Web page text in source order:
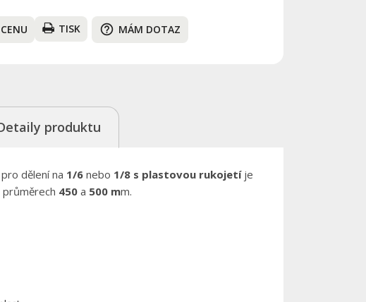
TISK help_outline MÁM DOTAZ
produktu
dělení na 1/6 nebo 1/8 s plastovou rukojetíje
450 a 500 mm.